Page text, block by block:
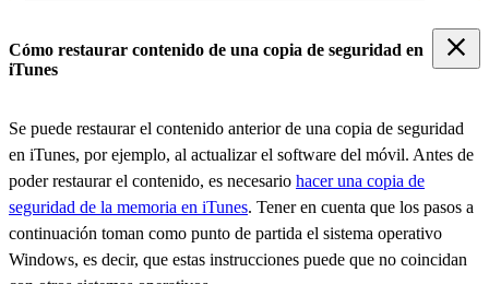
Cómo restaurar contenido de una copia de seguridad en
iTunes
Se puede restaurar el contenido anterior de una copia de seguridad
en iTunes, por ejemplo, al actualizar el software del móvil. Antes de
poder restaurar el contenido, es necesario hacer una copia de
seguridad de la memoria en iTunes. Tener en cuenta que los pasos a
continuación toman como punto de partida el sistema operativo
Windows, es decir, que estas instrucciones puede que no coincidan